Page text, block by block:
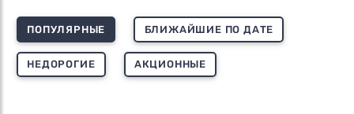
ПОПУЛЯРНЫЕ БЛИЖАЙШИЕ ПО ДАТЕ
НЕДОРОГИЕ АКЦИОННЫЕ